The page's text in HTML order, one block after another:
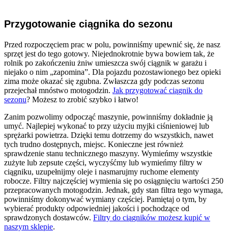
Przygotowanie ciągnika do sezonu
Przed rozpoczęciem prac w polu, powinniśmy upewnić się, że nasz
sprzęt jest do tego gotowy. Niejednokrotnie bywa bowiem tak, że
rolnik po zakończeniu żniw umieszcza swój ciągnik w garażu i
niejako o nim „zapomina”. Dla pojazdu pozostawionego bez opieki
zima może okazać się zgubna. Zwłaszcza gdy podczas sezonu
przejechał mnóstwo motogodzin. Jak przygotować ciągnik do
sezonu? Możesz to zrobić szybko i łatwo!
Zanim pozwolimy odpocząć maszynie, powinniśmy dokładnie ją
umyć. Najlepiej wykonać to przy użyciu myjki ciśnieniowej lub
sprężarki powietrza. Dzięki temu dotrzemy do wszystkich, nawet
tych trudno dostępnych, miejsc. Konieczne jest również
sprawdzenie stanu technicznego maszyny. Wymieńmy wszystkie
zużyte lub zepsute części, wyczyśćmy lub wymieńmy filtry w
ciągniku, uzupełnijmy oleje i nasmarujmy ruchome elementy
robocze. Filtry najczęściej wymienia się po osiągnięciu wartości 250
przepracowanych motogodzin. Jednak, gdy stan filtra tego wymaga,
powinniśmy dokonywać wymiany częściej. Pamiętaj o tym, by
wybierać produkty odpowiedniej jakości i pochodzące od
sprawdzonych dostawców. Filtry do ciągników możesz kupić w
naszym sklepie.